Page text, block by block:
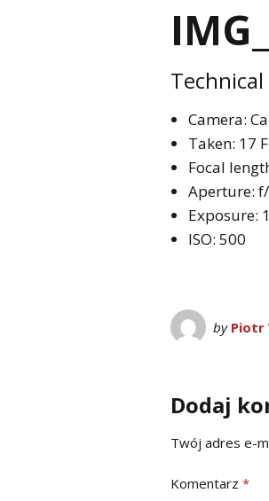
Camera:
Taken: 17
Focal
Aperture:
Exposure:
ISO: 500
by Piotr
Dodaj
Twój adres e-
Komentarz *